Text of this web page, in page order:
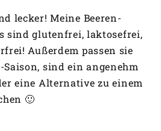
lecker! Meine Beeren-
sind glutenfrei, laktosefrei,
Außerdem passen sie
sind ein angenehm
eine Alternative zu einem
🙂